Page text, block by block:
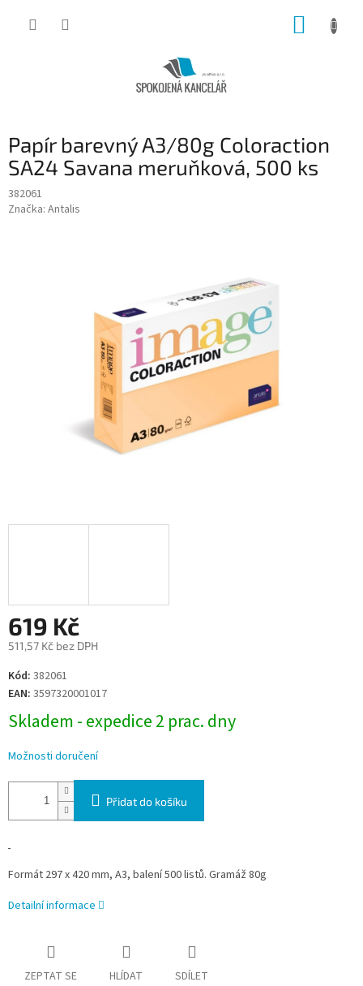
Papír barevný A3/80g Coloraction
SA24 Savana meruňková, 500 ks
382061
Značka: Antalis
619 Kč
511,57 Kč bez DPH
Měrná
cena:
Kód: 382061
EAN: 3597320001017
Skladem - expedice 2 prac. dny
Možnosti doručení
Přidat do košíku
Formát 297 x 420 mm, A3, balení 500 listů. Gramáž 80g
Detailní informace
ZEPTAT SE HLÍDAT SDÍLET